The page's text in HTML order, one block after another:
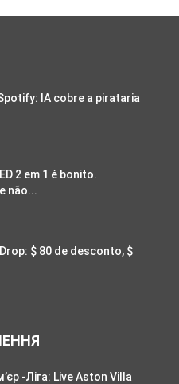
IA cobre a pirataria
2 em 1 é bonito.
não...
$ 80 de desconto, $
-Ліга: Live Aston Villa